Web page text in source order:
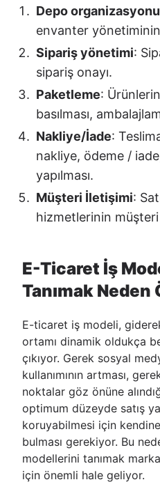
Depo organizasyonu
envanter
Sipariş yönetimi:
sipariş onayı.
Paketleme:
basılması,
Nakliye/İade:
nakliye, ödeme /
yapılması.
Müşteri İletişimi:
hizmetlerinin müşteri
E-Ticaret İş
Tanımak Neden
E-ticaret iş modeli,
ortamı dinamik oldukça
çıkıyor. Gerek sosyal
kullanımının artması,
noktalar göz önüne
optimum düzeyde satış
koruyabilmesi için
bulması gerekiyor. Bu
modellerini tanımak marka
için önemli hale geliyor.